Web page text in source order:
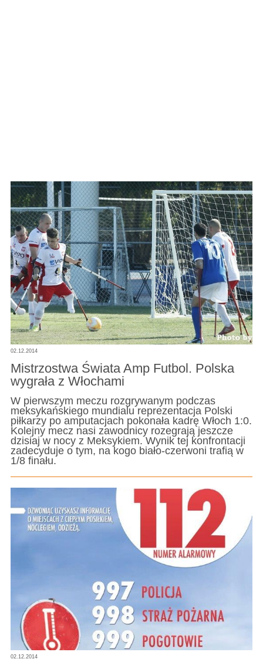
02.12.2014
Mistrzostwa Świata Amp Futbol. Polska
wygrała z Włochami
W pierwszym meczu rozgrywanym podczas
meksykańskiego mundialu reprezentacja Polski
piłkarzy po amputacjach pokonała kadrę Włoch 1:0.
Kolejny mecz nasi zawodnicy rozegrają jeszcze
dzisiaj w nocy z Meksykiem. Wynik tej konfrontacji
zadecyduje o tym, na kogo biało-czerwoni trafią w
1/8 finału.
02.12.2014